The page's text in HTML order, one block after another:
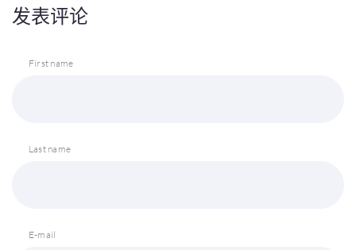
发表评论
First name
Last name
E-mail